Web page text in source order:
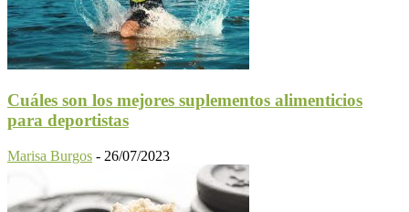
Cuáles son los mejores suplementos alimenticios
para deportistas
Marisa Burgos - 26/07/2023